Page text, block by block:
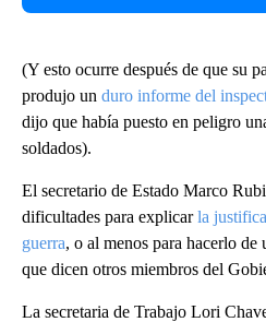
(Y esto ocurre después de que su
produjo un duro informe del
dijo que había puesto en peligro
soldados).
El secretario de Estado Marco
dificultades para explicarla
guerra, o al menos para hacerlo de
que dicen otros miembros del
La secretaria de Trabajo Lori